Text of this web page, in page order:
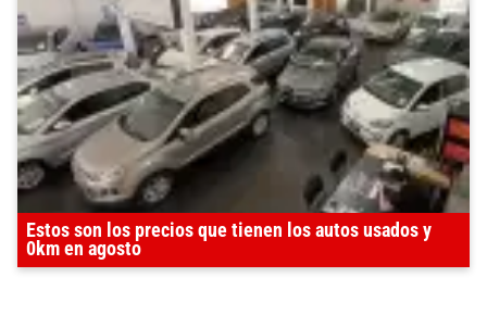
Estos son los precios que tienen los autos usados y
0km en agosto